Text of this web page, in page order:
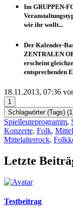
Im GRUPPEN-
wie ihr wollt...
Der Kalender-
ZENTRALEN
erscheint
entsprechenden
18.11.2013, 07:36
1
Schlagwörter (Tags) (
Spielleuteprogramm,
Konzerte, Folk,
Mittelalterrock,
Letzte
Testbeitrag